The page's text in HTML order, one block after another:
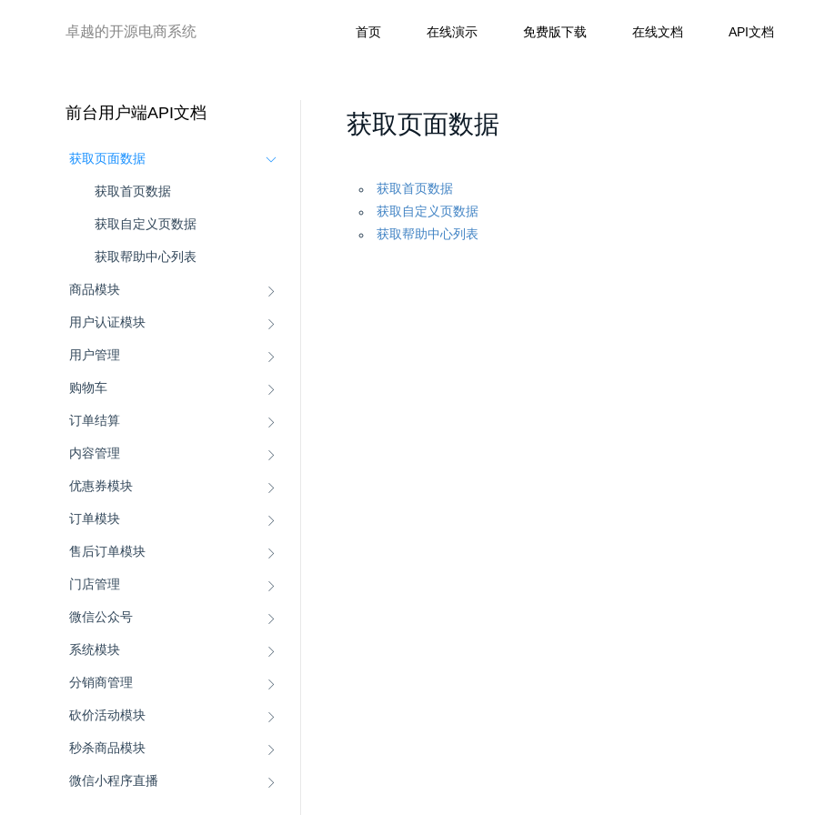
卓越的开源电商系统 首页 在线演示 免费版下载 在线文档 API文档
前台用户端API文档
获取页面数据
获取首页数据
获取自定义页数据
获取帮助中心列表
商品模块
用户认证模块
用户管理
购物车
订单结算
内容管理
优惠券模块
订单模块
售后订单模块
门店管理
微信公众号
系统模块
分销商管理
砍价活动模块
秒杀商品模块
微信小程序直播
获取页面数据
获取首页数据
获取自定义页数据
获取帮助中心列表